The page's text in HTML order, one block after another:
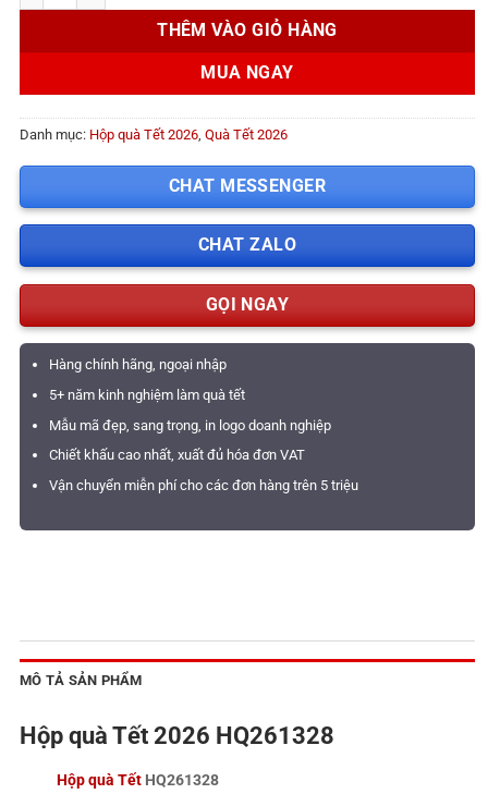
THÊM VÀO GIỎ HÀNG
MUA NGAY
Danh mục: Hộp quà Tết 2026 Quà Tết 2026
CHAT MESSENGER
CHAT ZALO
GỌI NGAY
Hàng chính hãng, ngoại nhập
5+ năm kinh nghiệm làm quà tết
Mẫu mã đẹp, sang trọng, in logo doanh nghiệp
Chiết khấu cao nhất, xuất đủ hóa đơn VAT
Vận chuyển miễn phí cho các đơn hàng trên 5 triệu
MÔ TẢ SẢN PHẨM
Hộp quà Tết 2026 HQ261328
Hộp quà Tết HQ261328